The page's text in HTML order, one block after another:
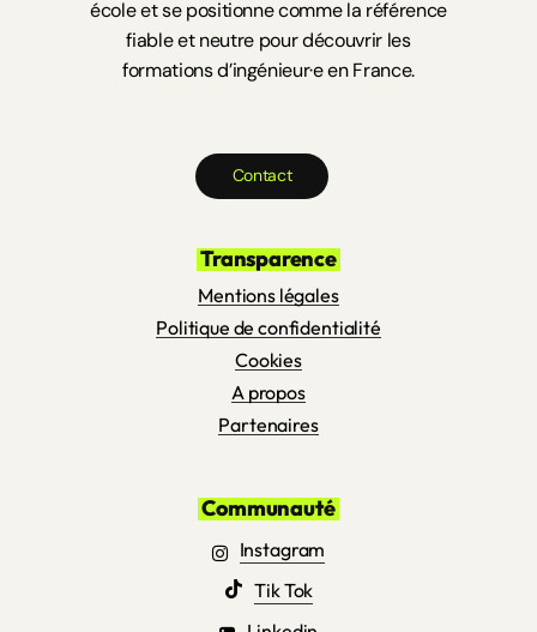
école et se positionne comme la référence
fiable et neutre pour découvrir les
formations d’ingénieur·e en France.
Contact
Transparence
Mentions légales
Politique de confidentialité
Cookies
A propos
Partenaires
Communauté
Instagram
Tik Tok